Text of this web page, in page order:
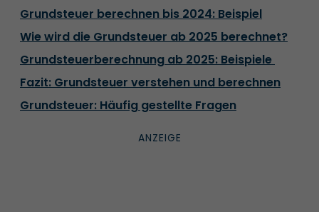
Grundsteuer berechnen bis 2024: Beispiel
Wie wird die Grundsteuer ab 2025 berechnet?
Grundsteuerberechnung ab 2025: Beispiele
Fazit: Grundsteuer verstehen und berechnen
Grundsteuer: Häufig gestellte Fragen